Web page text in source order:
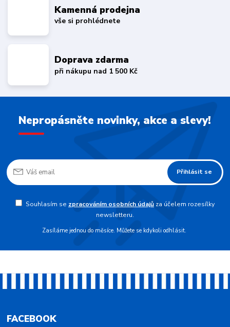
Kamenná prodejna
vše si prohlédnete
Doprava zdarma
při nákupu nad 1 500 Kč
Nepropásněte novinky, akce a slevy!
Přihlásit se
Souhlasím se zpracováním osobních údajůza účelem rozesílky
newsletteru.
Zasíláme jednou do měsíce. Můžete se kdykoli odhlásit.
FACEBOOK